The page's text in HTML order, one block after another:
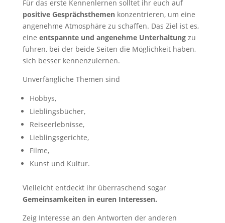
Für das erste Kennenlernen solltet ihr euch auf
positive Gesprächsthemen konzentrieren, um eine
angenehme Atmosphäre zu schaffen. Das Ziel ist es,
eine entspannte und angenehme Unterhaltungzu
führen, bei der beide Seiten die Möglichkeit haben,
sich besser kennenzulernen.
Unverfängliche Themen sind
Hobbys,
Lieblingsbücher,
Reiseerlebnisse,
Lieblingsgerichte,
Filme,
Kunst und Kultur.
Vielleicht entdeckt ihr überraschend sogar
Gemeinsamkeiten in euren Interessen.
Zeig Interesse an den Antworten der anderen